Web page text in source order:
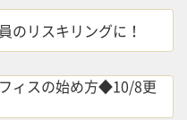
のリスキリングに！
ィスの始め方◆10/8更